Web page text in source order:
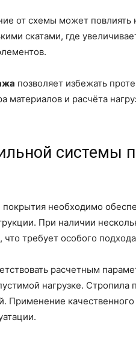
от схемы может повлиять
скатами, где
позволяет избежать
материалов и расчёта
системы
необходимо
При наличии
требует особого
расчетным
нагрузке. Стропила
качественного